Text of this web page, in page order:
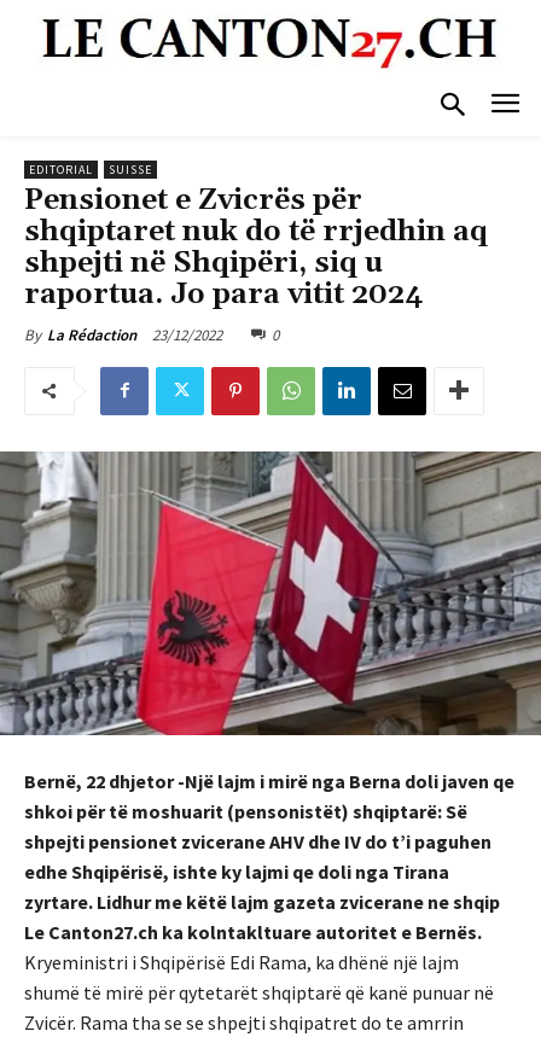
EDITORIAL SUISSE
Pensionet e Zvicrës për
shqiptaret nuk do të rrjedhin aq
shpejti në Shqipëri, siq u
raportua. Jo para vitit 2024
By La Rédaction 23/12/2022 0
Bernë, 22 dhjetor -Një lajm i mirë nga Berna doli javen qe
shkoi për të moshuarit (pensonistët) shqiptarë: Së
shpejti pensionet zvicerane AHV dhe IV do t’i paguhen
edhe Shqipërisë, ishte ky lajmi qe doli nga Tirana
zyrtare. Lidhur me këtë lajm gazeta zvicerane ne shqip
Le Canton27.ch ka kolntakltuare autoritet e Bernës.
Kryeministri i Shqipërisë Edi Rama, ka dhënë një lajm
shumë të mirë për qytetarët shqiptarë që kanë punuar në
Zvicër. Rama tha se se shpejti shqipatret do te amrrin